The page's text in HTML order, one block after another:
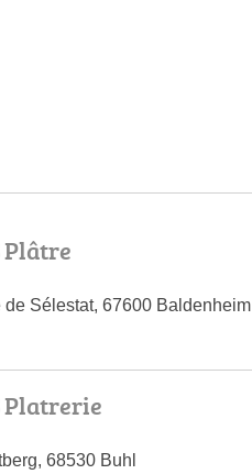
Plâtre
de Sélestat, 67600 Baldenheim
Platrerie
68530 Buhl